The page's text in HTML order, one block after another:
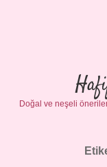
Doğal ve neşeli